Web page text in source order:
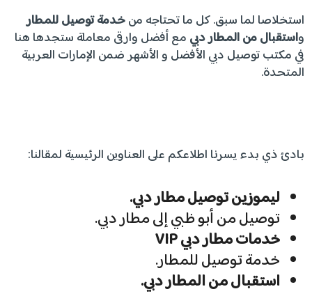
استخلاصا لما سبق. كل ما تحتاجه منخدمة توصيل للمطار
واستقبال من المطار دبي مع أفضل وارقى معاملة ستجدها هنا
في مكتب توصيل دبي الأفضل و الأشهر ضمن الإمارات العربية
المتحدة.
بادئ ذي بدء يسرنا اطلاعكم على العناوين الرئيسية لمقالنا:
ليموزين توصيل مطار دبي.
توصيل من أبو ظبي إلى مطار دبي.
خدمات مطار دبيVIP
خدمة توصيل للمطار.
استقبال من المطار دبي.